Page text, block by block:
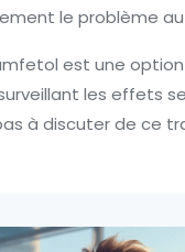
le problème au
est une
les effets
à discuter de ce